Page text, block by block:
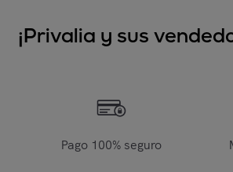
¡Privalia y sus
Pago 100% seguro